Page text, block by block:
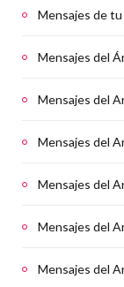
Mensajes de tu
Mensajes del
Mensajes del
Mensajes del
Mensajes del
Mensajes del
Mensajes del